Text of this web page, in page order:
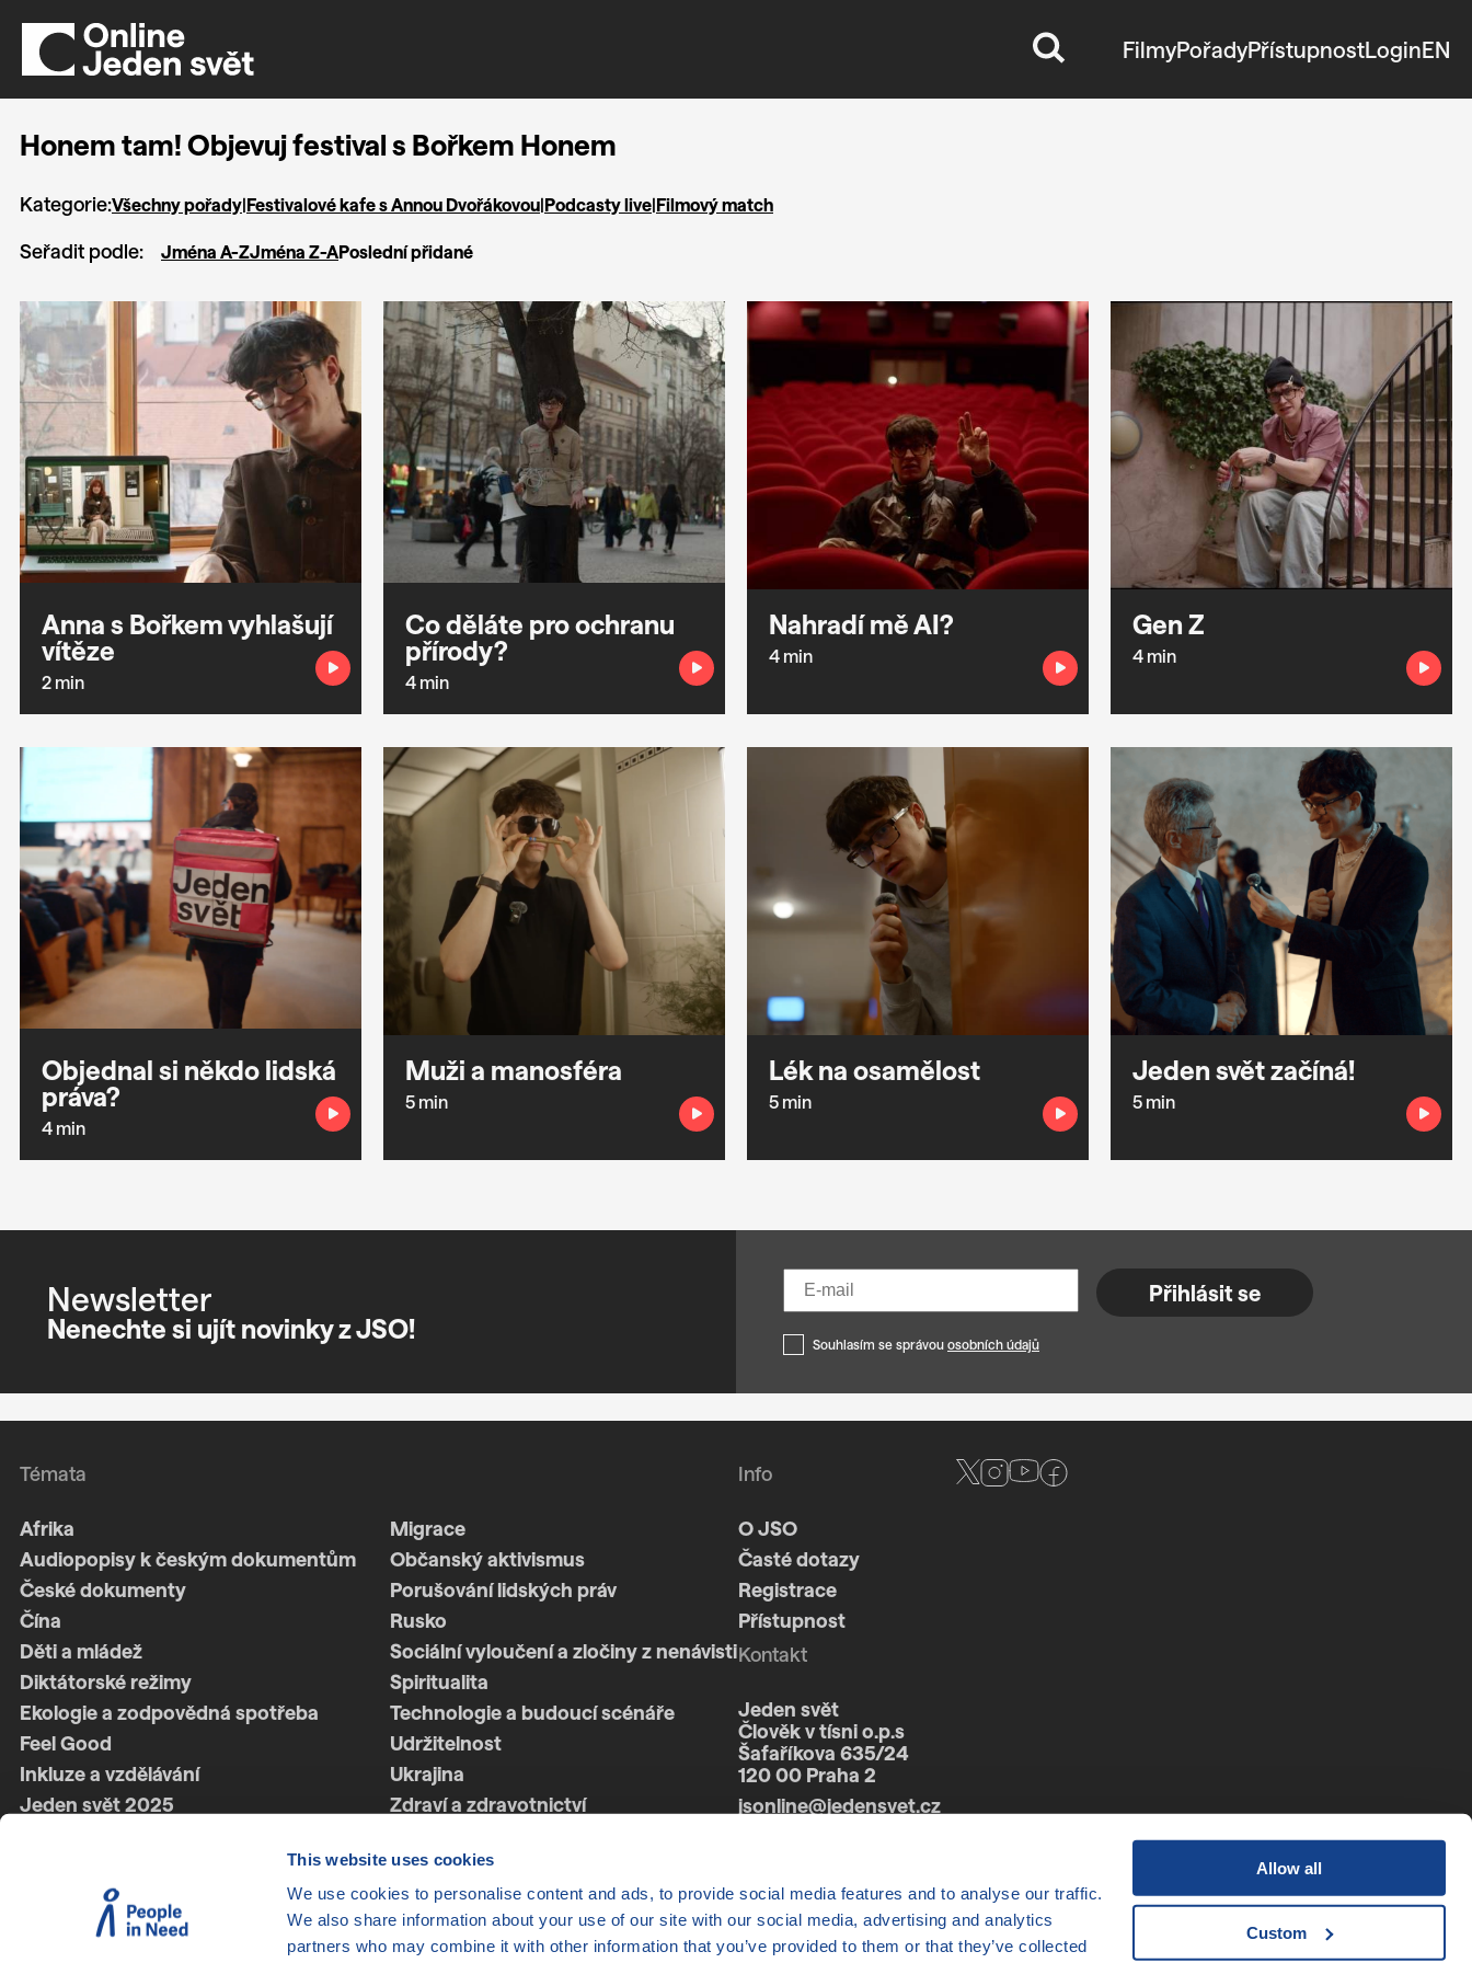
This website uses cookies
We use cookies to personalise content and ads, to provide social media features and to analyse our traffic.
We also share information about your use of our site with our social media, advertising and analytics
partners who may combine it with other information that you’ve provided to them or that they’ve collected
Allow all
Custom
FilmyPořadyPřístupnostLoginEN
Honem tam! Objevuj festival s Bořkem Honem
Kategorie:Všechny pořady|Festivalové kafe s Annou Dvořákovou|Podcasty live|Filmový match
Seřadit podle: Jména A-ZJména Z-APoslední přidané
Anna s Bořkem vyhlašují
vítěze
2 min
Co děláte pro ochranu
přírody?
4 min
Nahradí mě AI?
4 min
Gen Z
4 min
Objednal si někdo lidská
práva?
4 min
Muži a manosféra
5 min
Lék na osamělost
5 min
Jeden svět začíná!
5 min
Newsletter
Nenechte si ujít novinky z JSO!
Přihlásit se
Souhlasím se správou osobních údajů
Témata
Afrika
Migrace
Audiopopisy k českým dokumentům
Občanský aktivismus
České dokumenty
Porušování lidských práv
Čína
Rusko
Děti a mládež
Sociální vyloučení a zločiny z nenávisti
Diktátorské režimy
Spiritualita
Ekologie a zodpovědná spotřeba
Technologie a budoucí scénáře
Feel Good
Udržitelnost
Inkluze a vzdělávání
Ukrajina
Jeden svět 2025
Zdraví a zdravotnictví
Životní styl
Info
O JSO
Časté dotazy
Registrace
Přístupnost
Kontakt
Jeden svět
Člověk v tísni o.p.s
Šafaříkova 635/24
120 00 Praha 2
jsonline@jedensvet.cz